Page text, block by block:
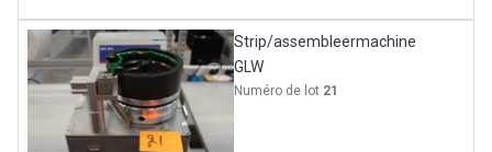
Strip/assembleermachine
GLW
Numéro de lot 21